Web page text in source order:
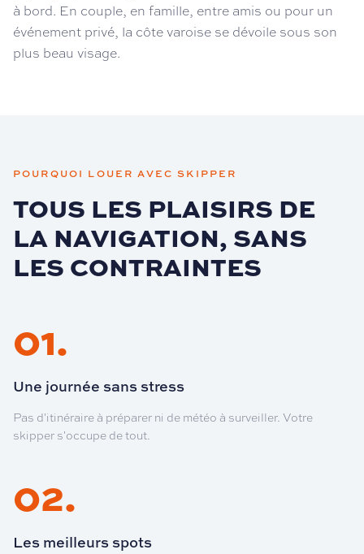
à bord. En couple, en famille, entre amis ou pour un
événement privé, la côte varoise se dévoile sous son
plus beau visage.
POURQUOI LOUER AVEC SKIPPER
TOUS LES PLAISIRS DE
LA NAVIGATION, SANS
LES CONTRAINTES
01.
Une journée sans stress
Pas d'itinéraire à préparer ni de météo à surveiller. Votre
skipper s'occupe de tout.
02.
Les meilleurs spots